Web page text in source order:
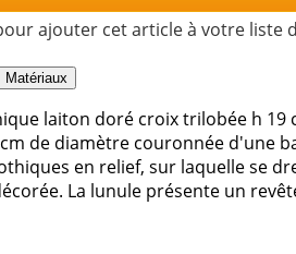
ajouter cet article à votre liste
Matériaux
laiton doré croix trilobée h 19
de diamètre couronnée d'une
en relief, sur laquelle se
La lunule présente un